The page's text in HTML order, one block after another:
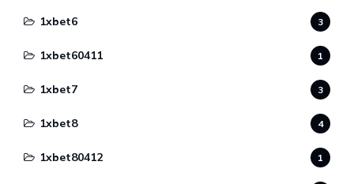
1xbet6 3
1xbet60411 1
1xbet7 3
1xbet8 4
1xbet80412 1